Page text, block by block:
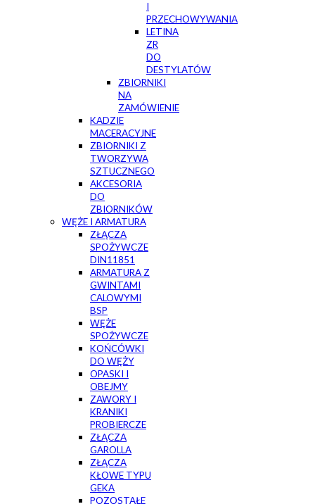
I
PRZECHOWYWANIA
LETINA
ZR
DO
DESTYLATÓW
ZBIORNIKI
NA
ZAMÓWIENIE
KADZIE
MACERACYJNE
ZBIORNIKI Z
TWORZYWA
SZTUCZNEGO
AKCESORIA
DO
ZBIORNIKÓW
WĘŻE I ARMATURA
ZŁĄCZA
SPOŻYWCZE
DIN11851
ARMATURA Z
GWINTAMI
CALOWYMI
BSP
WĘŻE
SPOŻYWCZE
KOŃCÓWKI
DO WĘŻY
OPASKI I
OBEJMY
ZAWORY I
KRANIKI
PROBIERCZE
ZŁĄCZA
GAROLLA
ZŁĄCZA
KŁOWE TYPU
GEKA
POZOSTAŁE